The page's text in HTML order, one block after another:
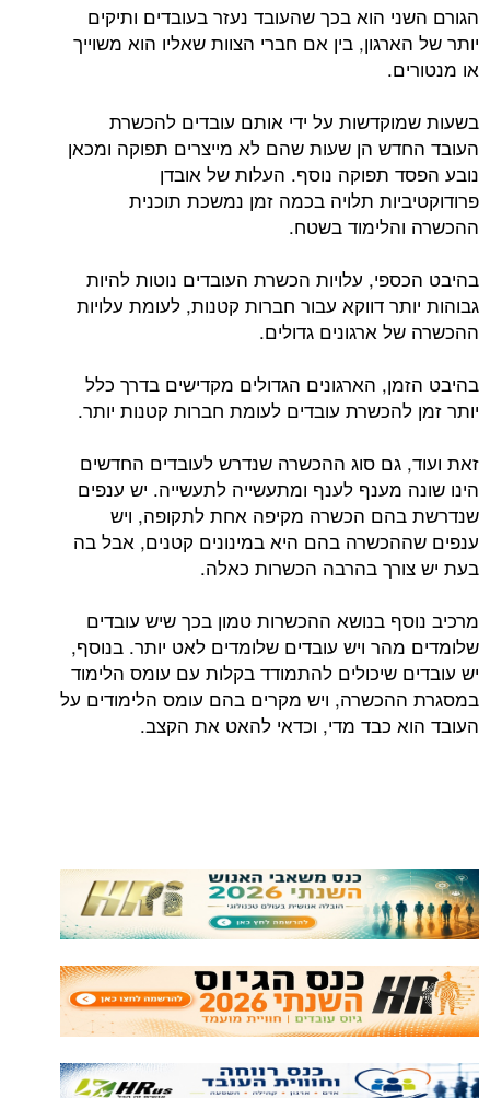
הגורם השני הוא בכך שהעובד נעזר בעובדים ותיקים
יותר של הארגון, בין אם חברי הצוות שאליו הוא משוייך
או מנטורים.
בשעות שמוקדשות על ידי אותם עובדים להכשרת
העובד החדש הן שעות שהם לא מייצרים תפוקה ומכאן
נובע הפסד תפוקה נוסף. העלות של אובדן
פרודוקטיביות תלויה בכמה זמן נמשכת תוכנית
ההכשרה והלימוד בשטח.
בהיבט הכספי, עלויות הכשרת העובדים נוטות להיות
גבוהות יותר דווקא עבור חברות קטנות, לעומת עלויות
ההכשרה של ארגונים גדולים.
בהיבט הזמן, הארגונים הגדולים מקדישים בדרך כלל
יותר זמן להכשרת עובדים לעומת חברות קטנות יותר.
זאת ועוד, גם סוג ההכשרה שנדרש לעובדים החדשים
הינו שונה מענף לענף ומתעשייה לתעשייה. יש ענפים
שנדרשת בהם הכשרה מקיפה אחת לתקופה, ויש
ענפים שההכשרה בהם היא במינונים קטנים, אבל בה
בעת יש צורך בהרבה הכשרות כאלה.
מרכיב נוסף בנושא ההכשרות טמון בכך שיש עובדים
שלומדים מהר ויש עובדים שלומדים לאט יותר. בנוסף,
יש עובדים שיכולים להתמודד בקלות עם עומס הלימוד
במסגרת ההכשרה, ויש מקרים בהם עומס הלימודים על
העובד הוא כבד מדי, וכדאי להאט את הקצב.